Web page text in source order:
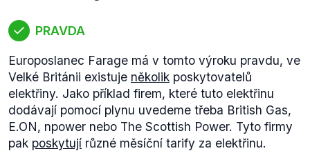
PRAVDA
Europoslanec Farage má v tomto výroku pravdu, ve
Velké Británii existuje několik poskytovatelů
elektřiny. Jako příklad firem, které tuto elektřinu
dodávají pomocí plynu uvedeme třeba British Gas,
E.ON, npower nebo The Scottish Power. Tyto firmy
pak poskytují různé měsíční tarify za elektřinu.